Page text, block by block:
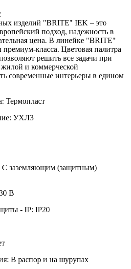
изделий "BRITE" IEK – это
подход, надежность в
цена. В линейке "BRITE"
класса. Цветовая палитра
решить все задачи при
жилой и коммерческой
современные интерьеры в едином
Термопласт
УХЛ3
С заземляющим (защитным)
В
- IP: IP20
В распор и на шурупах